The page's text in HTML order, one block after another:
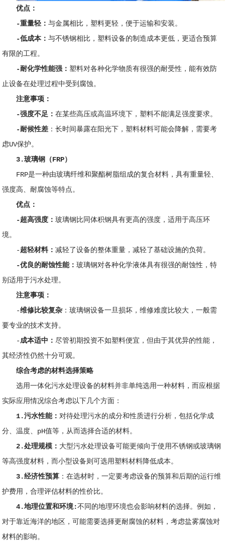
优点：
-重量轻：与金属相比，塑料更轻，便于运输和安装。
-低成本：与不锈钢相比，塑料设备的制造成本更低，更适合预算
有限的工程。
-耐化学性能强： 塑料对各种化学物质有很强的耐受性，能有效防
止设备在处理过程中受到腐蚀。
注意事项：
-强度不足：在某些高压或高温环境下，塑料不能满足强度要求。
-耐候性差 ：长时间暴露在阳光下，塑料材料可能会降解，需要考
虑UV保护。
3.玻璃钢（FRP）
FRP是一种由玻璃纤维和聚酯树脂组成的复合材料，具有重量轻、
强度高、耐腐蚀等特点。
优点：
-超高强度：玻璃钢比同体积钢具有更高的强度，适用于高压环
境。
-超轻材料：减轻了设备的整体重量，减轻了基础设施的负荷。
-优良的耐蚀性能：玻璃钢对各种化学液体具有很强的耐蚀性，特
别适用于污水处理。
注意事项：
-维修比较复杂 ：玻璃钢设备一旦损坏，维修难度比较大，一般需
要专业的技术支持。
-成本适中： 尽管初期投资不如塑料便宜，但由于其优异的性能，
其经济性仍然十分可观。
综合考虑的材料选择策略
选用一体化污水处理设备的材料并非单纯选用一种材料 ，而应根据
实际应用情况综合考虑以下几个方面：
1.污水性能：对待处理污水的成分和性质进行分析，包括化学成
分、温度、pH值等，从而选择合适的材料。
2.处理规模： 大型污水处理设备可能更倾向于使用不锈钢或玻璃钢
等高强度材料，而小型设备则可选用塑料材料降低成本。
3.经济性预算 ：在选材时，一定要考虑设备的预算和后期的运行维
护费用，合理评估材料的性价比。
4.地理位置和环境:不同的地理环境也会影响材料的选择。例如，
对于靠近海洋的地区，可能需要选择更耐腐蚀的材料，考虑盐雾腐蚀对
材料的影响。